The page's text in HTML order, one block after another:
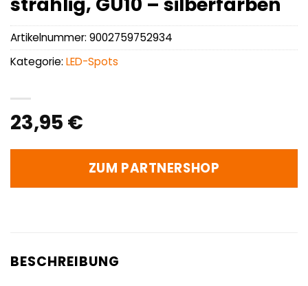
23,95 €
ZUM PARTNERSHOP
Artikelnummer: 9002759752934
Kategorie: LED-Spots
BESCHREIBUNG